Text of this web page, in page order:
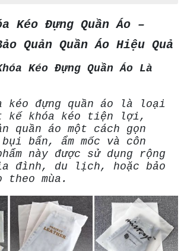
Kéo Đựng Quần Áo –
Quản Quần Áo Hiệu Quả
Kéo Đựng Quần Áo Là
kéo đựng quần áo là loại
khóa kéo tiện lợi,
quần áo một cách gọn
bẩn, ẩm mốc và côn
này được sử dụng rộng
đình, du lịch, hoặc bảo
theo mùa.